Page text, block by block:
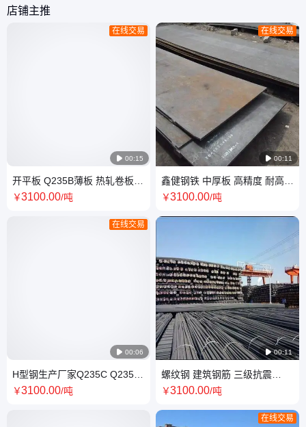
店铺主推
 00:15
在线交易
开平板 Q235B薄板 热轧卷板
定尺开平 抛丸喷漆 防锈处理
￥3100.00/吨
 00:06
在线交易
H型钢生产厂家Q235C Q235D
Q355B 规格型号全 建筑用 可
￥3100.00/吨
 00:11
在线交易
鑫健钢铁 中厚板 高精度 耐高温
可任意切割 硬度高
￥3100.00/吨
 00:11
螺纹钢 建筑钢筋 三级抗震
400E 500E 精轧钢材 服务好国
￥3100.00/吨
在线交易